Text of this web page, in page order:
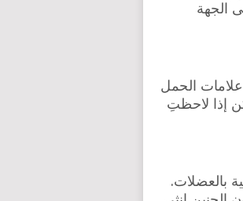
الجهة
الحمل
إذا لاحظتِ
بالعضلات.